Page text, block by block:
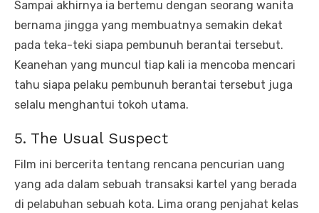
Sampai akhirnya ia bertemu dengan seorang wanita
bernama jingga yang membuatnya semakin dekat
pada teka-teki siapa pembunuh berantai tersebut.
Keanehan yang muncul tiap kali ia mencoba mencari
tahu siapa pelaku pembunuh berantai tersebut juga
selalu menghantui tokoh utama.
5. The Usual Suspect
Film ini bercerita tentang rencana pencurian uang
yang ada dalam sebuah transaksi kartel yang berada
di pelabuhan sebuah kota. Lima orang penjahat kelas